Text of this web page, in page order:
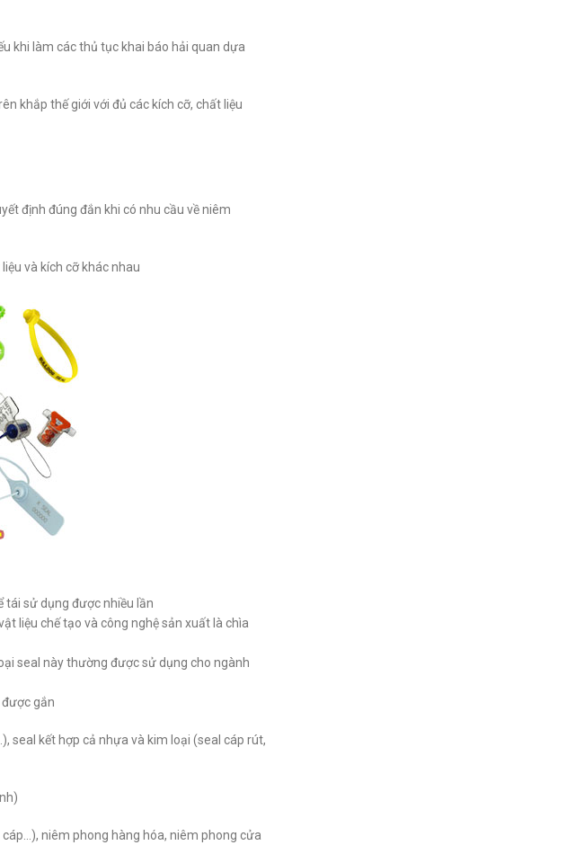
khi làm các thủ tục khai báo hải quan dựa
khắp thế giới với đủ các kích cỡ, chất liệu
định đúng đắn khi có nhu cầu về niêm
và kích cỡ khác nhau
tái sử dụng được nhiều lần
liệu chế tạo và công nghệ sản xuất là chìa
seal này thường được sử dụng cho ngành
gắn
seal kết hợp cả nhựa và kim loại (seal cáp rút,
niêm phong hàng hóa, niêm phong cửa